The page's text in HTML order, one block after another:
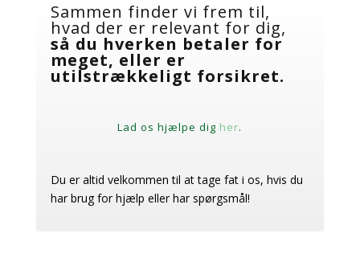
Sammen finder vi frem til,
hvad der er relevant for dig,
så du hverken betaler for
meget, eller er
utilstrækkeligt forsikret.
Lad os hjælpe dig her.
Du er altid velkommen til at tage fat i os, hvis du
har brug for hjælp eller har spørgsmål!